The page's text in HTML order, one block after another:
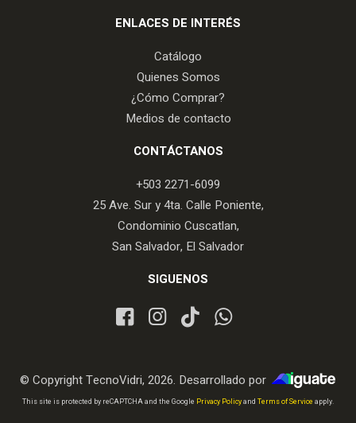
ENLACES DE INTERÉS
Catálogo
Quienes Somos
¿Cómo Comprar?
Medios de contacto
CONTÁCTANOS
+503 2271-6099
25 Ave. Sur y 4ta. Calle Poniente,
Condominio Cuscatlan,
San Salvador, El Salvador
SIGUENOS
© Copyright TecnoVidri, 2026. Desarrollado por iGuate.com
This site is protected by reCAPTCHA and the Google Privacy Policyand Terms of Service apply.